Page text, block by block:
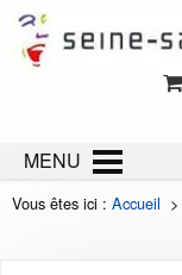
MENU
Vous êtes ici : Accueil >